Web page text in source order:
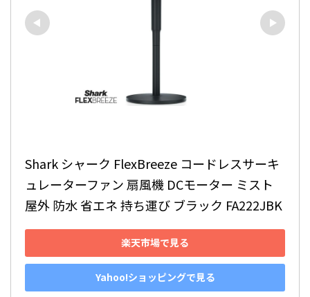
Shark シャーク FlexBreeze コードレスサーキ
ュレーターファン 扇風機 DCモーター ミスト
屋外 防水 省エネ 持ち運び ブラック FA222JBK
楽天市場で見る
Yahoo!ショッピングで見る